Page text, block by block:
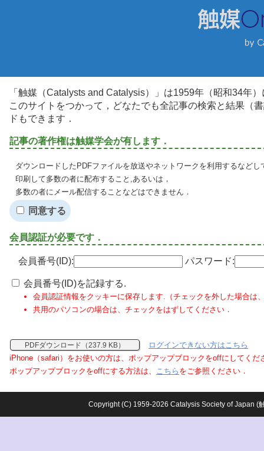
「触媒（Catalysts and Catalysis）」は1959年（昭和34年
このサイトをつかって，どなたでも全記事の検索と結果（
ドもできます．
記事の著作権は触媒学会が有します．
ダウンロードしたPDFファイルを放送やネットワークを利用するなど
印刷して多数の者に配布すること,あるいは，
多数の者にメール配信することなどはできません．
同意する
会員認証が必要です．
会員番号(ID): パスワード:
会員番号(ID)を記録する.
会員認証情報をクッキーに保存します.（チェックを外した場合は
共用のパソコンの場合は、チェックをはずしてください．
PDFダウンロード（237.9 KB）
ログインできない方はこちら
iPhone（safari）をお使いの方は、ポップアップブロックをoffにしてくだ
ポップアップブロックをoffにする方法は、 こちら をご参照ください．
Copyright (C) 1959-2026 Catalysis Society of Japan (